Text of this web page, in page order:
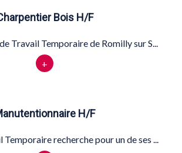
Bois H/F
Travail Temporaire de Romilly sur S...
+
H/F
recherche pour un de ses ...